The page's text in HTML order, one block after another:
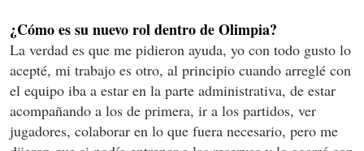
¿Cómo es su nuevo rol dentro de Olimpia?
La verdad es que me pidieron ayuda, yo con todo gusto lo
acepté, mi trabajo es otro, al principio cuando arreglé con
el equipo iba a estar en la parte administrativa, de estar
acompañando a los de primera, ir a los partidos, ver
jugadores, colaborar en lo que fuera necesario, pero me